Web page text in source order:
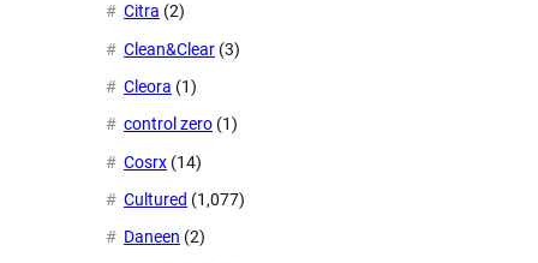
Citra (2)
Clean&Clear (3)
Cleora (1)
control zero (1)
Cosrx (14)
Cultured (1,077)
Daneen (2)